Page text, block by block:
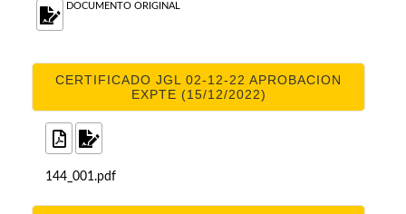
DOCUMENTO ORIGINAL
CERTIFICADO JGL 02-12-22 APROBACION
EXPTE (15/12/2022)
144_001.pdf